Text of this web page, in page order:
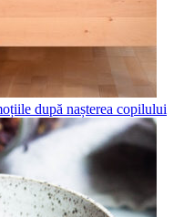
după nașterea copilului